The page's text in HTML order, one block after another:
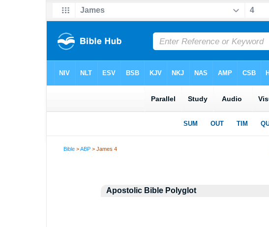
Bible >ABP > James 4
Apostolic Bible Polyglot